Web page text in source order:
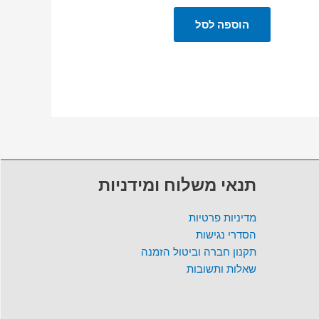
הוספה לסל
תנאי משלוח ומידניות
מדיניות פרטיות
הסדרי נגישות
תקנון חברה וביטול הזמנה
שאלות ותשובות